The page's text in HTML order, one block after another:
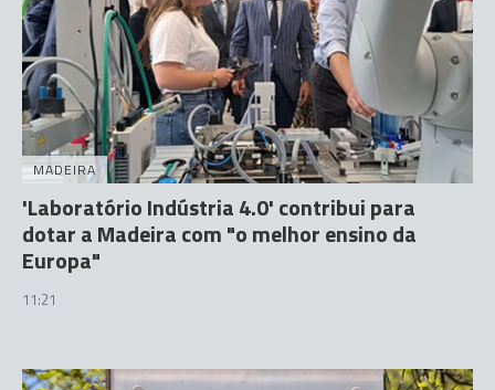
MADEIRA
'Laboratório Indústria 4.0' contribui para
dotar a Madeira com "o melhor ensino da
Europa"
11:21